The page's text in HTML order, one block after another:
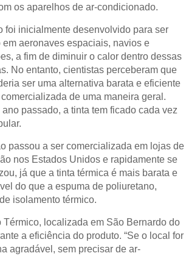
os aparelhos de ar-condicionado.
foi inicialmente desenvolvido para ser
em aeronaves espaciais, navios e
a fim de diminuir o calor dentro dessas
No entanto, cientistas perceberam que
ser uma alternativa barata e eficiente
de uma maneira geral.
ano passado, a tinta tem ficado cada vez
passou a ser comercializada em lojas de
nos Estados Unidos e rapidamente se
já que a tinta térmica é mais barata e
do que a espuma de poliuretano,
isolamento térmico.
localizada em São Bernardo do
a eficiência do produto. “Se o local for
agradável, sem precisar de ar-